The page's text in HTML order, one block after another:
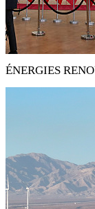
ÉNERGIES